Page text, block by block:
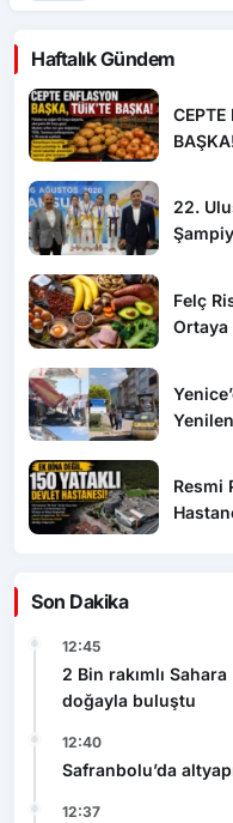
Haftalık Gündem
CEPTE
22.
Felç
Ortaya
Resmi
Son Dakika
12:45
2 Bin rakımlı
doğayla buluştu
12:40
Safranbolu’da
12:37